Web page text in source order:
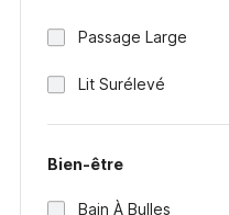
Passage Large
Lit Surélevé
Bien-être
Bain À Bulles